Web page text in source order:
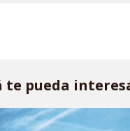
te pueda